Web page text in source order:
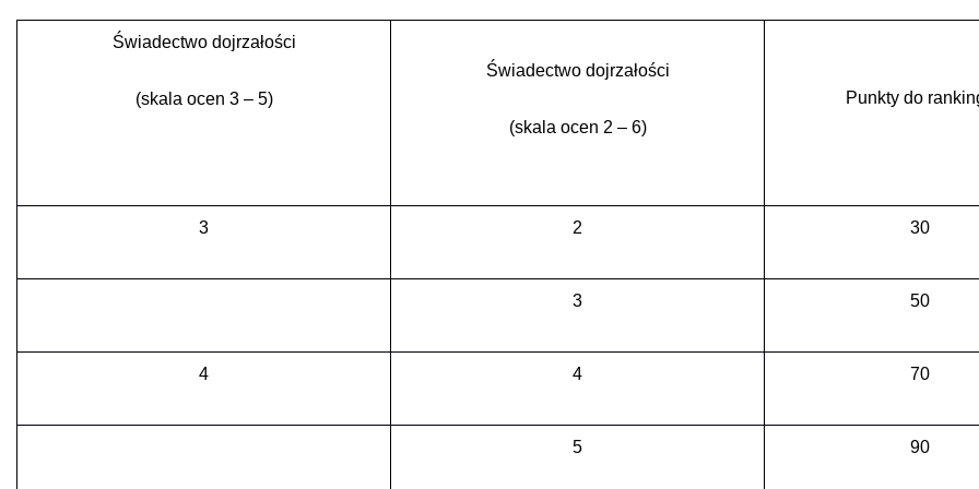
Świadectwo dojrzałości
(skala ocen 3 – 5)
Świadectwo dojrzałości
(skala ocen 2 – 6)
Punkty do
3 2 30
3 50
4 4 70
5 90